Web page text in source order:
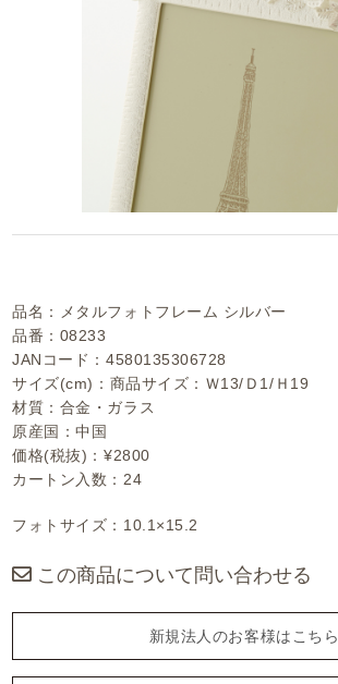
品名：メタルフォトフレーム シルバー
品番：08233
JANコード：4580135306728
サイズ(cm)：商品サイズ：Ｗ13/Ｄ1/Ｈ19
材質：合金・ガラス
原産国：中国
価格(税抜)：¥2800
カートン入数：24
フォトサイズ：10.1×15.2
この商品について問い合わせる
新規法人のお客様はこちら